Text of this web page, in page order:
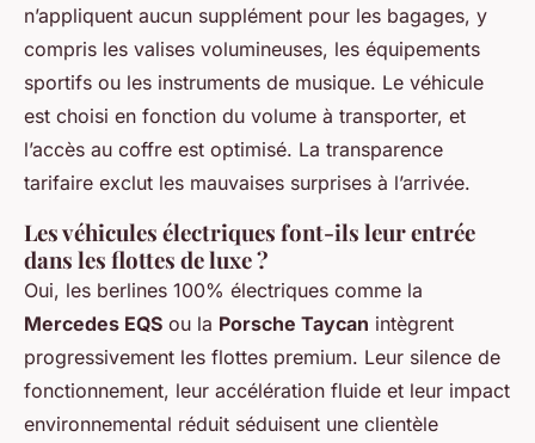
n’appliquent aucun supplément pour les bagages, y
compris les valises volumineuses, les équipements
sportifs ou les instruments de musique. Le véhicule
est choisi en fonction du volume à transporter, et
l’accès au coffre est optimisé. La transparence
tarifaire exclut les mauvaises surprises à l’arrivée.
Les véhicules électriques font-ils leur entrée
dans les flottes de luxe ?
Oui, les berlines 100% électriques comme la
Mercedes EQS ou la Porsche Taycan intègrent
progressivement les flottes premium. Leur silence de
fonctionnement, leur accélération fluide et leur impact
environnemental réduit séduisent une clientèle